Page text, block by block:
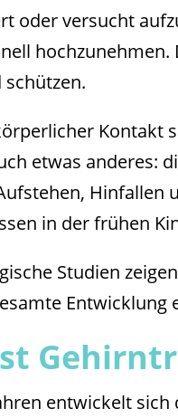
oder versucht
Kontakt
etwas anderes:
Hinfallen
in der frühen
Studien
Entwicklung
entwickelt